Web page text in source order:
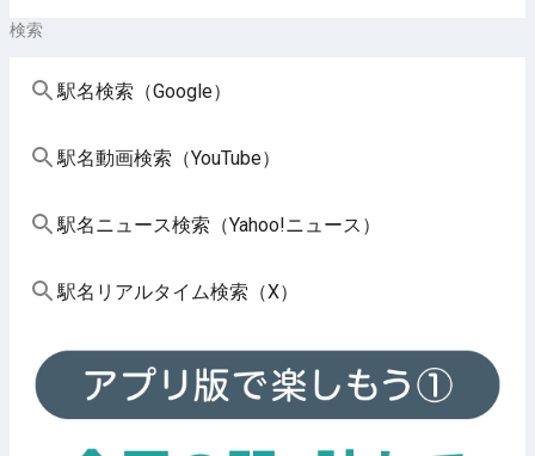
検索
駅名検索（Google）
駅名動画検索（YouTube）
駅名ニュース検索（Yahoo!ニュース）
駅名リアルタイム検索（X）